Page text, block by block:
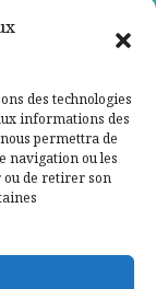
des technologies
informations des
permettra de
navigation ou les
ou de retirer son